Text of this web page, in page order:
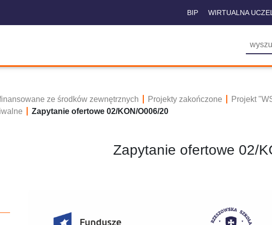
BIP WIRTUALNA
ze środków zewnętrznych Projekty zakończone
Projekt
Zapytanie ofertowe 02/KON/O006/20
Zapytanie ofertowe 02/